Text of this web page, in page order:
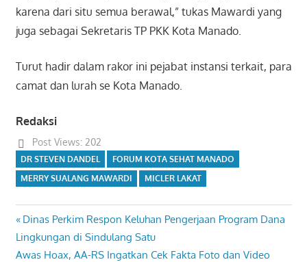
karena dari situ semua berawal,” tukas Mawardi yang
juga sebagai Sekretaris TP PKK Kota Manado.
Turut hadir dalam rakor ini pejabat instansi terkait, para
camat dan lurah se Kota Manado.
Redaksi
Post Views: 202
DR STEVEN DANDEL
FORUM KOTA SEHAT MANADO
MERRY SUALANG MAWARDI
MICLER LAKAT
Navigasi
pos
Previous
Post:
Dinas Perkim Respon Keluhan Pengerjaan Program Dana
Lingkungan di Sindulang Satu
Next
Awas Hoax, AA-RS Ingatkan Cek Fakta Foto dan Video